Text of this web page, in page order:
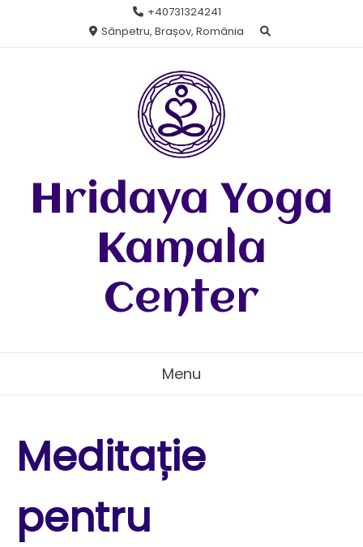
+40731324241
Sânpetru, Brașov, România
Hridaya Yoga
Kamala
Center
Menu
Meditație
pentru